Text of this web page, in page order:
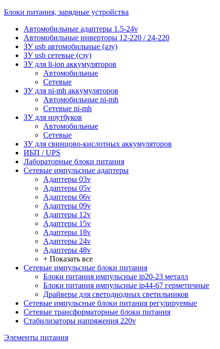
Блоки питания, зарядные устройства
Автомобильные адаптеры 1.5-24v
Автомобильные инверторы 12-220 / 24-220
ЗУ usb автомобильные (азу)
ЗУ usb сетевые (сзу)
ЗУ для li-ion аккумуляторов
Автомобильные
Сетевые
ЗУ для ni-mh аккумуляторов
Автомобильные ni-mh
Сетевые ni-mh
ЗУ для ноутбуков
Автомобильные
Сетевые
ЗУ для свинцово-кислотных аккумуляторов
ИБП / UPS
Лабораторные блоки питания
Сетевые импульсные адаптеры
Адаптеры 03v
Адаптеры 05v
Адаптеры 06v
Адаптеры 09v
Адаптеры 12v
Адаптеры 15v
Адаптеры 18v
Адаптеры 24v
Адаптеры 48v
+ Показать все
Сетевые импульсные блоки питания
Блоки питания импульсные ip20-23 металл
Блоки питания импульсные ip44-67 герметичные
Драйверы для светодиодных светильников
Сетевые импульсные блоки питания регулируемые
Сетевые трансформаторные блоки питания
Стабилизаторы напряжения 220v
Элементы питания